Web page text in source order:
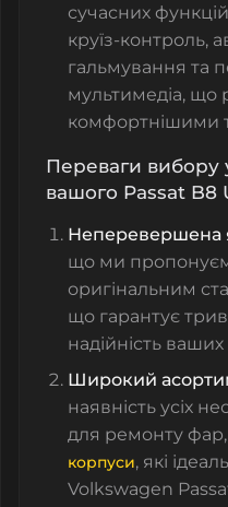
сучасних
круїз-контроль,
гальмування та
мультимедіа, що
комфортнішими
Переваги вибору
вашого Passat B8
Неперевершена
що ми
оригінальним
що гарантує
надійність
Широкий
наявність усіх
для ремонту
корпуси, які
Volkswagen